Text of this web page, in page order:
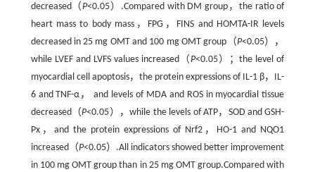
decreased（P<0.05）.Compared with DM group，the ratio of
heart mass to body mass，FPG，FINS and HOMTA-IR levels
decreased in 25 mg OMT and 100 mg OMT group（P<0.05），
while LVEF and LVFS values increased（P<0.05）；the level of
myocardial cell apoptosis，the protein expressions of IL-1 β，IL-
6 and TNF-α， and levels of MDA and ROS in myocardial tissue
decreased（P<0.05），while the levels of ATP，SOD and GSH-
Px，and the protein expressions of Nrf2，HO-1 and NQO1
increased（P<0.05）.All indicators showed better improvement
in 100 mg OMT group than in 25 mg OMT group.Compared with